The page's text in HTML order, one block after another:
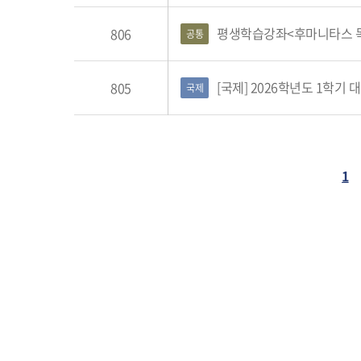
806 공통 평생학습강좌<후마니타스
805 국제 [국제] 2026학년도 1학기
1
마지막페